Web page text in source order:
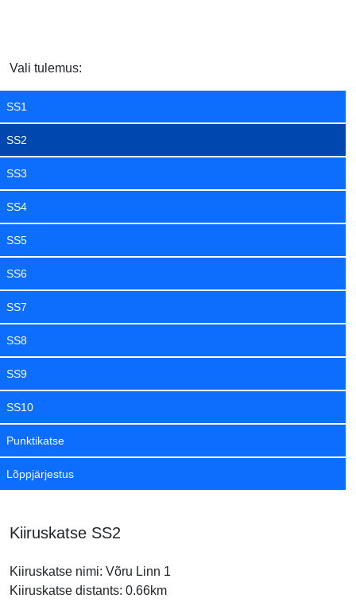
Vali tulemus:
SS1
SS2
SS3
SS4
SS5
SS6
SS7
SS8
SS9
SS10
Punktikatse
Lõppjärjestus
Kiiruskatse SS2
Kiiruskatse nimi: Võru Linn 1
Kiiruskatse distants: 0.66km